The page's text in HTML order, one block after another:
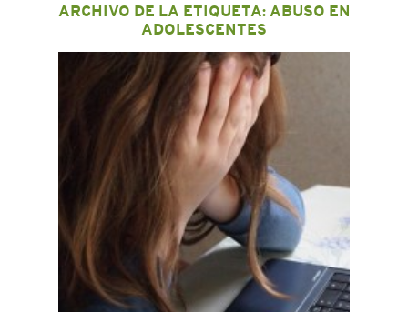
CONSULTAS FRECUENTES
CONTACTO
ARCHIVO DE LA ETIQUETA:ABUSO EN
ADOLESCENTES